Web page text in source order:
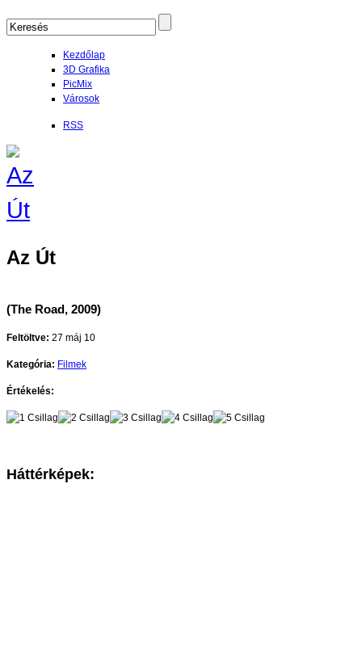
Kezdőlap
3D Grafika
PicMix
Városok
RSS
Az Út
(The Road, 2009)
Feltöltve: 27 máj 10
Kategória: Filmek
Értékelés:
Háttérképek: